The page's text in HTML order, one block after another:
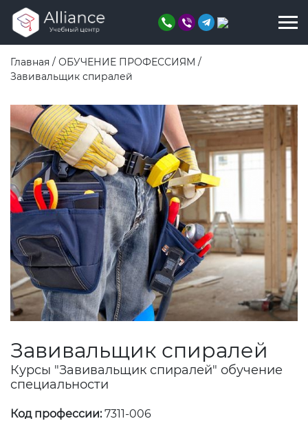
Главная / ОБУЧЕНИЕ ПРОФЕССИЯМ /
Завивальщик спиралей
Завивальщик спиралей
Курсы "Завивальщик спиралей" обучение
специальности
Код профессии:7311-006